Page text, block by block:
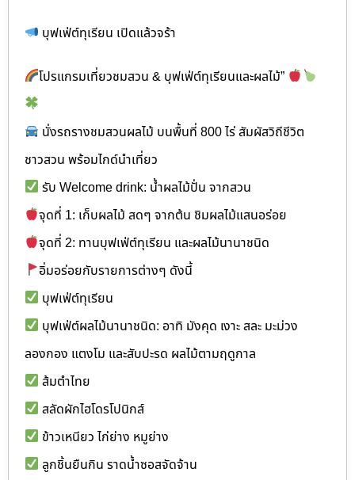
บุฟเฟ่ต์ทุเรียน เปิดแล้วจร้า
โปรแกรมเที่ยวชมสวน & บุฟเฟ่ต์ทุเรียนและผลไม้”
นั่งรถรางชมสวนผลไม้ บนพื้นที่ 800 ไร่ สัมผัสวิถีชีวิต
ชาวสวน พร้อมไกด์นำเที่ยว
รับ Welcome drink: น้ำผลไม้ปั่น จากสวน
จุดที่ 1: เก็บผลไม้ สดๆ จากต้น ชิมผลไม้แสนอร่อย
จุดที่ 2: ทานบุฟเฟ่ต์ทุเรียน และผลไม้นานาชนิด
อิ่มอร่อยกับรายการต่างๆ ดังนี้
บุฟเฟ่ต์ทุเรียน
บุฟเฟ่ต์ผลไม้นานาชนิด: อาทิ มังคุด เงาะ สละ มะม่วง
ลองกอง แตงโม และสับปะรด ผลไม้ตามฤดูกาล
ส้มตำไทย
สลัดผักไฮโดรโปนิกส์
ข้าวเหนียว ไก่ย่าง หมูย่าง
ลูกชิ้นยืนกิน ราดน้ำซอสจัดจ้าน